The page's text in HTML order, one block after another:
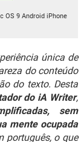
OS 9 Android iPhone
única de
do conteúdo
do texto. Desta
do iA Writer,
sem
mente ocupada
português, o que